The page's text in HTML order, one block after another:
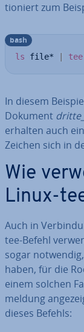
tio­niert zum
ls file* tee
bash
In diesem
Dokument
erhalten auch
Zeichen sich in
Wie
Linux-
Auch in
tee-Befehl
sogar
haben, für die
einem solchen
mel­dung
dieses Befehls: